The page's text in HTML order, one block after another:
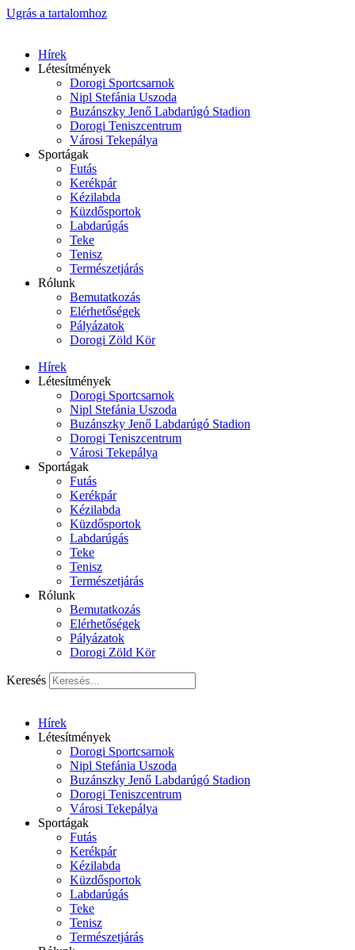
Ugrás a tartalomhoz
Hírek
Létesítmények
Dorogi Sportcsarnok
Nipl Stefánia Uszoda
Buzánszky Jenő Labdarúgó Stadion
Dorogi Teniszcentrum
Városi Tekepálya
Sportágak
Futás
Kerékpár
Kézilabda
Küzdősportok
Labdarúgás
Teke
Tenisz
Természetjárás
Rólunk
Bemutatkozás
Elérhetőségek
Pályázatok
Dorogi Zöld Kör
Hírek
Létesítmények
Dorogi Sportcsarnok
Nipl Stefánia Uszoda
Buzánszky Jenő Labdarúgó Stadion
Dorogi Teniszcentrum
Városi Tekepálya
Sportágak
Futás
Kerékpár
Kézilabda
Küzdősportok
Labdarúgás
Teke
Tenisz
Természetjárás
Rólunk
Bemutatkozás
Elérhetőségek
Pályázatok
Dorogi Zöld Kör
Keresés
Hírek
Létesítmények
Dorogi Sportcsarnok
Nipl Stefánia Uszoda
Buzánszky Jenő Labdarúgó Stadion
Dorogi Teniszcentrum
Városi Tekepálya
Sportágak
Futás
Kerékpár
Kézilabda
Küzdősportok
Labdarúgás
Teke
Tenisz
Természetjárás